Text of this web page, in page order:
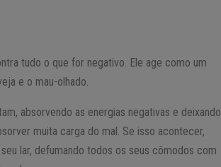
tudo o que for negativo. Ele age como um
e o mau-olhado.
absorvendo as energias negativas e deixando
muita carga do mal. Se isso acontecer,
lar, defumando todos os seus cômodos com